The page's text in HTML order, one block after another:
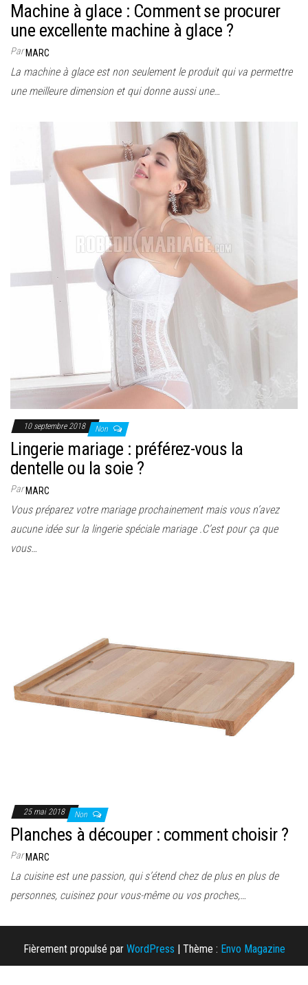
Machine à glace : Comment se procurer
une excellente machine à glace ?
ParMARC
La machine à glace est non seulement le produit qui va permettre
une meilleure dimension et qui donne aussi une…
10 septembre 2018 Non
Lingerie mariage : préférez-vous la
dentelle ou la soie ?
ParMARC
Vous préparez votre mariage prochainement mais vous n’avez
aucune idée sur la lingerie spéciale mariage .C’est pour ça que
vous…
25 mai 2018 Non
Planches à découper : comment choisir ?
ParMARC
La cuisine est une passion, qui s’étend chez de plus en plus de
personnes, cuisinez pour vous-même ou vos proches,…
Fièrement propulsé par WordPress | Thème : Envo Magazine